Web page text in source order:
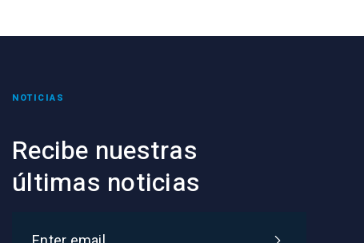
NOTICIAS
Recibe nuestras
últimas noticias